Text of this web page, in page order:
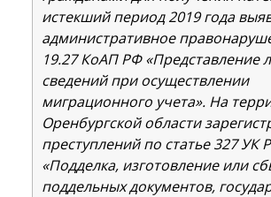
истекший период 2019 года
административное
19.27 КоАП РФ «Представление
сведений при осуществлении
миграционного учета». На
Оренбургской области
преступлений по статье 327 УК
«Подделка, изготовление или
поддельных документов,